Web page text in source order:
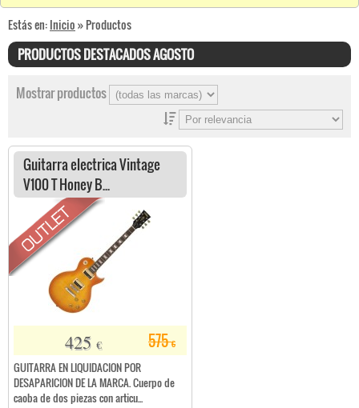
Estás en:Inicio» Productos
PRODUCTOS DESTACADOS AGOSTO
Mostrar productos
Guitarra electrica Vintage
V100 T Honey B...
575€
425 €
GUITARRA EN LIQUIDACION POR
DESAPARICION DE LA MARCA. Cuerpo de
caoba de dos piezas con articu...